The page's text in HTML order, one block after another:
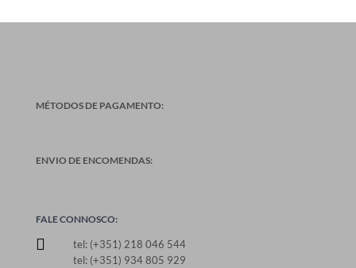
MÉTODOS DE PAGAMENTO:
ENVIO DE ENCOMENDAS:
FALE CONNOSCO:

tel: (+351) 218 046 544
tel: (+351) 934 805 929